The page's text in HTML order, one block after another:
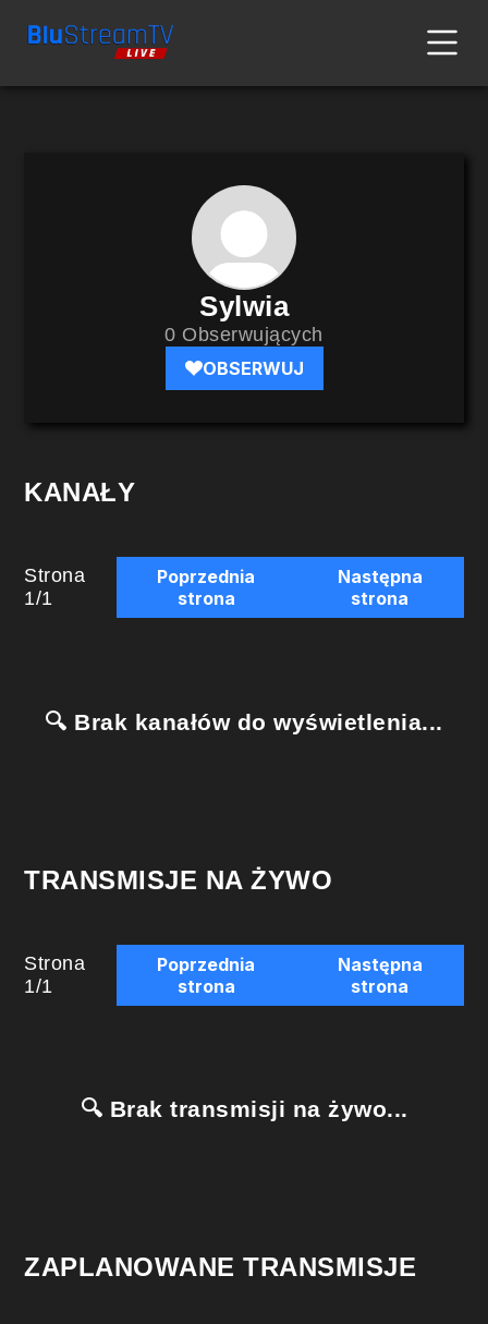
Sylwia
0 Obserwujących
OBSERWUJ
KANAŁY
Strona
1/1
Poprzednia
strona
Następna
strona
🔍 Brak kanałów do wyświetlenia...
TRANSMISJE NA ŻYWO
Strona
1/1
Poprzednia
strona
Następna
strona
🔍 Brak transmisji na żywo...
ZAPLANOWANE TRANSMISJE